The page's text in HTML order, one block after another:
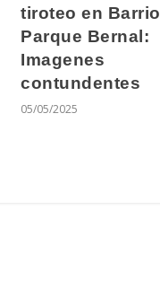
tiroteo en Barrio
Parque Bernal:
Imagenes
contundentes
05/05/2025